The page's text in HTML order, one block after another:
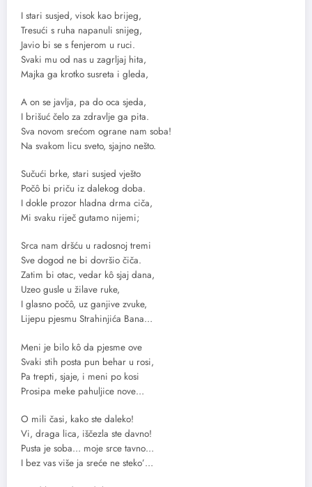
I stari susjed, visok kao brijeg,
Tresući s ruha napanuli snijeg,
Javio bi se s fenjerom u ruci.
Svaki mu od nas u zagrljaj hita,
Majka ga krotko susreta i gleda,
A on se javlja, pa do oca sjeda,
I brišuć čelo za zdravlje ga pita.
Sva novom srećom ograne nam soba!
Na svakom licu sveto, sjajno nešto.
Sučući brke, stari susjed vješto
Počô bi priču iz dalekog doba.
I dokle prozor hladna drma ciča,
Mi svaku riječ gutamo nijemi;
Srca nam dršću u radosnoj tremi
Sve dogod ne bi dovršio čiča.
Zatim bi otac, vedar kô sjaj dana,
Uzeo gusle u žilave ruke,
I glasno počô, uz ganjive zvuke,
Lijepu pjesmu Strahinjića Bana…
Meni je bilo kô da pjesme ove
Svaki stih posta pun behar u rosi,
Pa trepti, sjaje, i meni po kosi
Prosipa meke pahuljice nove…
O mili časi, kako ste daleko!
Vi, draga lica, iščezla ste davno!
Pusta je soba… moje srce tavno…
I bez vas više ja sreće ne steko’…